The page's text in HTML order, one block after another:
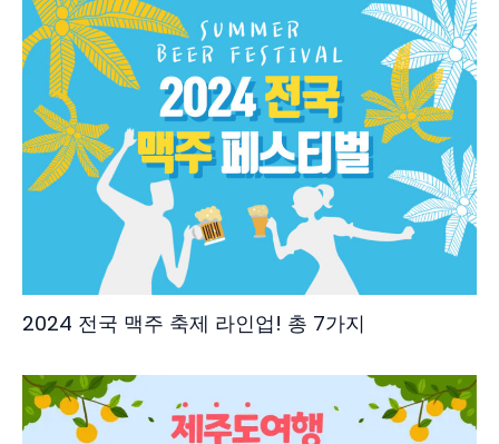
2024 전국 맥주 축제 라인업! 총 7가지